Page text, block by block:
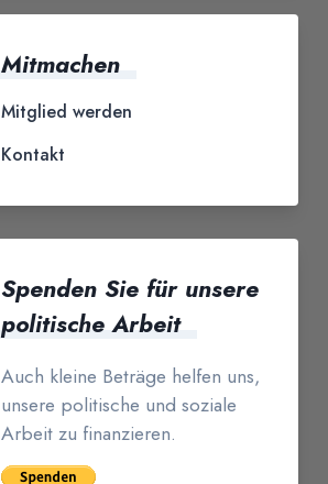
Mitmachen
Mitglied werden
Kontakt
Spenden Sie für unsere
politische Arbeit
Auch kleine Beträge helfen uns,
unsere politische und soziale
Arbeit zu finanzieren.